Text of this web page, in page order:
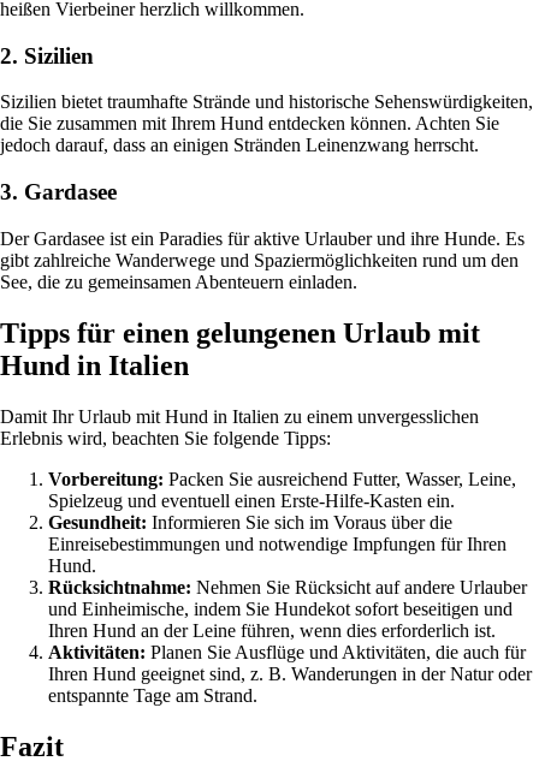
heißen Vierbeiner herzlich willkommen.
2. Sizilien
Sizilien bietet traumhafte Strände und historische Sehenswürdigkeiten,
die Sie zusammen mit Ihrem Hund entdecken können. Achten Sie
jedoch darauf, dass an einigen Stränden Leinenzwang herrscht.
3. Gardasee
Der Gardasee ist ein Paradies für aktive Urlauber und ihre Hunde. Es
gibt zahlreiche Wanderwege und Spaziermöglichkeiten rund um den
See, die zu gemeinsamen Abenteuern einladen.
Tipps für einen gelungenen Urlaub mit
Hund in Italien
Damit Ihr Urlaub mit Hund in Italien zu einem unvergesslichen
Erlebnis wird, beachten Sie folgende Tipps:
Vorbereitung: Packen Sie ausreichend Futter, Wasser, Leine,
Spielzeug und eventuell einen Erste-Hilfe-Kasten ein.
Gesundheit: Informieren Sie sich im Voraus über die
Einreisebestimmungen und notwendige Impfungen für Ihren
Hund.
Rücksichtnahme: Nehmen Sie Rücksicht auf andere Urlauber
und Einheimische, indem Sie Hundekot sofort beseitigen und
Ihren Hund an der Leine führen, wenn dies erforderlich ist.
Aktivitäten: Planen Sie Ausflüge und Aktivitäten, die auch für
Ihren Hund geeignet sind, z. B. Wanderungen in der Natur oder
entspannte Tage am Strand.
Fazit